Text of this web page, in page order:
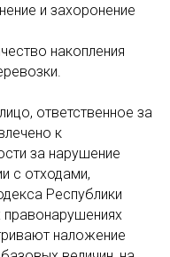
и захоронение
накопления
ответственное за
к
за нарушение
с отходами,
Республики
правонарушениях
наложение